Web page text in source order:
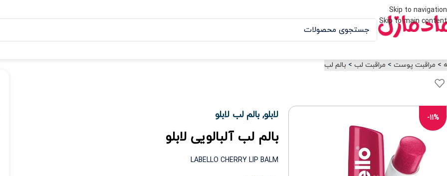
Skip to navigation
Skip to main content
> مراقبت پوست > مراقبت لب > بالم لب
-11% لابلو,بالم لب لابلو
بالم لب آلبالویی لابلو
LABELLO CHERRY LIP BALM